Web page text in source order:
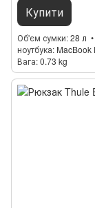
Купити
Об'єм сумки 28 л
ноутбука
Вага 0.73 kg